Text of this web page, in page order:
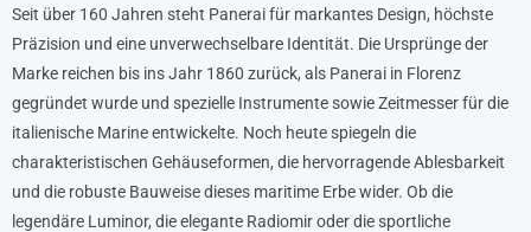
Seit über 160 Jahren steht Panerai für markantes Design, höchste
Präzision und eine unverwechselbare Identität. Die Ursprünge der
Marke reichen bis ins Jahr 1860 zurück, als Panerai in Florenz
gegründet wurde und spezielle Instrumente sowie Zeitmesser für die
italienische Marine entwickelte. Noch heute spiegeln die
charakteristischen Gehäuseformen, die hervorragende Ablesbarkeit
und die robuste Bauweise dieses maritime Erbe wider. Ob die
legendäre Luminor, die elegante Radiomir oder die sportliche